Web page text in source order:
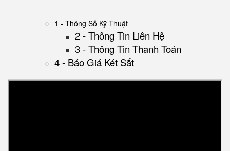
1 - Thông Số Kỹ Thuật
2 - Thông Tin Liên Hệ
3 - Thông Tin Thanh Toán
4 - Báo Giá Két Sắt